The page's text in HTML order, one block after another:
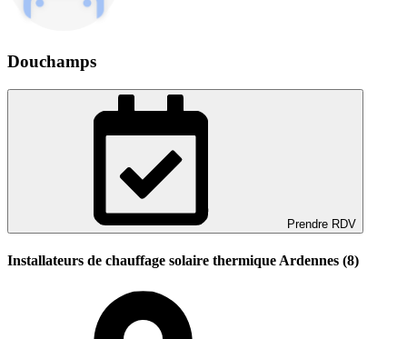
Douchamps
Prendre RDV
Installateurs de chauffage solaire thermique Ardennes (8)